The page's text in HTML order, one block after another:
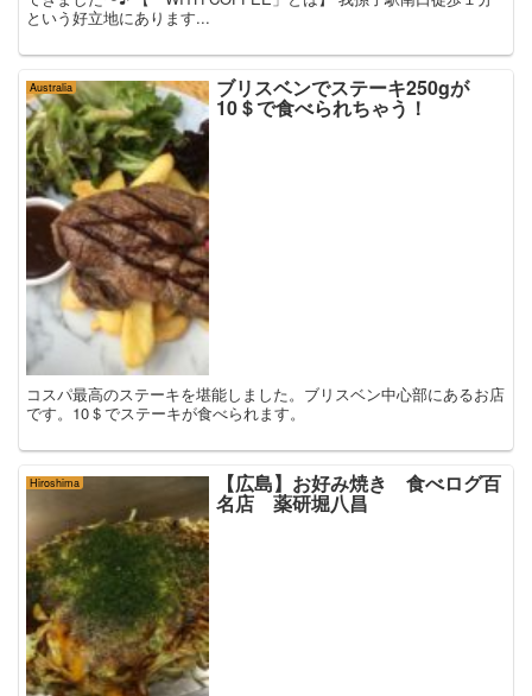
という好立地にあります...
Australia ブリスベンでステーキ250gが
10＄で食べられちゃう！
コスパ最高のステーキを堪能しました。ブリスベン中心部にあるお店
です。10＄でステーキが食べられます。
Hiroshima 【広島】お好み焼き 食べログ百
名店 薬研堀八昌